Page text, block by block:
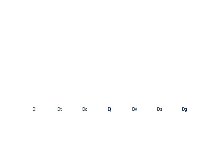
Dl Dt Dc Dj Dv Ds Dg